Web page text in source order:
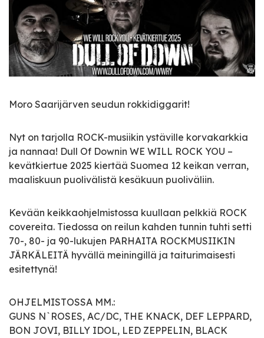
Moro Saarijärven seudun rokkidiggarit!
Nyt on tarjolla ROCK-musiikin ystäville korvakarkkia
ja nannaa! Dull Of Downin WE WILL ROCK YOU –
kevätkiertue 2025 kiertää Suomea 12 keikan verran,
maaliskuun puolivälistä kesäkuun puoliväliin.
Kevään keikkaohjelmistossa kuullaan pelkkiä ROCK
covereita. Tiedossa on reilun kahden tunnin tuhti setti
70-, 80- ja 90-lukujen PARHAITA ROCKMUSIIKIN
JÄRKÄLEITÄ hyvällä meiningillä ja taiturimaisesti
esitettynä!
OHJELMISTOSSA MM.:
GUNS N`ROSES, AC/DC, THE KNACK, DEF LEPPARD,
BON JOVI, BILLY IDOL, LED ZEPPELIN, BLACK